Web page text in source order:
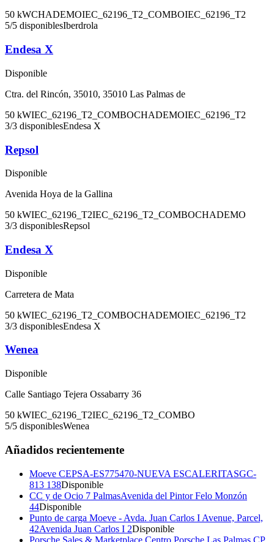
50 kWCHADEMOIEC_62196_T2_COMBOIEC_62196_T2
5/5 disponiblesIberdrola
Endesa X
Disponible
Ctra. del Rincón, 35010, 35010 Las Palmas de
50 kWIEC_62196_T2_COMBOCHADEMOIEC_62196_T2
3/3 disponiblesEndesa X
Repsol
Disponible
Avenida Hoya de la Gallina
50 kWIEC_62196_T2IEC_62196_T2_COMBOCHADEMO
3/3 disponiblesRepsol
Endesa X
Disponible
Carretera de Mata
50 kWIEC_62196_T2_COMBOCHADEMOIEC_62196_T2
3/3 disponiblesEndesa X
Wenea
Disponible
Calle Santiago Tejera Ossabarry 36
50 kWIEC_62196_T2IEC_62196_T2_COMBO
5/5 disponiblesWenea
Añadidos recientemente
Moeve CEPSA-ES775470-NUEVA ESCALERITASGC-
813 138Disponible
CC y de Ocio 7 PalmasAvenida del Pintor Felo Monzón
44Disponible
Punto de carga Moeve - Avda. Juan Carlos I Avenue, Parcel,
42Avenida Juan Carlos I 2Disponible
Porsche Sales & Marketplace Centro Porsche Las Palmas CP